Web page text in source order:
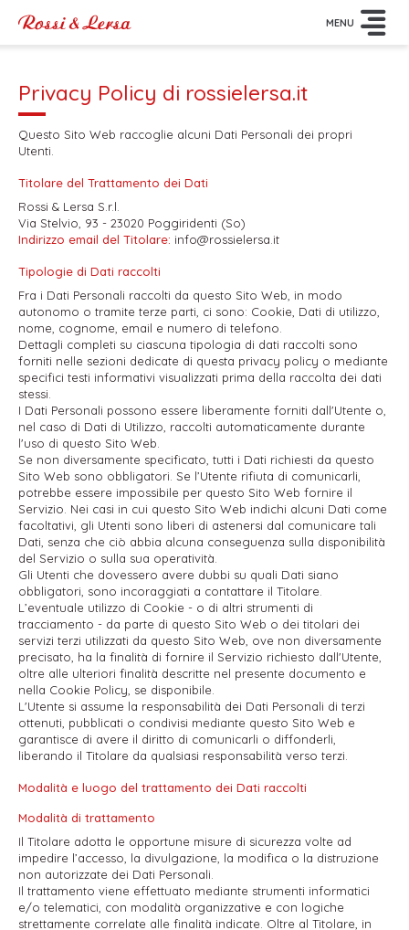
MENU
Privacy Policy di rossielersa.it
Questo Sito Web raccoglie alcuni Dati Personali dei propri
Utenti.
Titolare del Trattamento dei Dati
Rossi & Lersa S.r.l.
Via Stelvio, 93 - 23020 Poggiridenti (So)
Indirizzo email del Titolare: info@rossielersa.it
Tipologie di Dati raccolti
Fra i Dati Personali raccolti da questo Sito Web, in modo
autonomo o tramite terze parti, ci sono: Cookie, Dati di utilizzo,
nome, cognome, email e numero di telefono.
Dettagli completi su ciascuna tipologia di dati raccolti sono
forniti nelle sezioni dedicate di questa privacy policy o mediante
specifici testi informativi visualizzati prima della raccolta dei dati
stessi.
I Dati Personali possono essere liberamente forniti dall'Utente o,
nel caso di Dati di Utilizzo, raccolti automaticamente durante
l'uso di questo Sito Web.
Se non diversamente specificato, tutti i Dati richiesti da questo
Sito Web sono obbligatori. Se l’Utente rifiuta di comunicarli,
potrebbe essere impossibile per questo Sito Web fornire il
Servizio. Nei casi in cui questo Sito Web indichi alcuni Dati come
facoltativi, gli Utenti sono liberi di astenersi dal comunicare tali
Dati, senza che ciò abbia alcuna conseguenza sulla disponibilità
del Servizio o sulla sua operatività.
Gli Utenti che dovessero avere dubbi su quali Dati siano
obbligatori, sono incoraggiati a contattare il Titolare.
L’eventuale utilizzo di Cookie - o di altri strumenti di
tracciamento - da parte di questo Sito Web o dei titolari dei
servizi terzi utilizzati da questo Sito Web, ove non diversamente
precisato, ha la finalità di fornire il Servizio richiesto dall'Utente,
oltre alle ulteriori finalità descritte nel presente documento e
nella Cookie Policy, se disponibile.
L'Utente si assume la responsabilità dei Dati Personali di terzi
ottenuti, pubblicati o condivisi mediante questo Sito Web e
garantisce di avere il diritto di comunicarli o diffonderli,
liberando il Titolare da qualsiasi responsabilità verso terzi.
Modalità e luogo del trattamento dei Dati raccolti
Modalità di trattamento
Il Titolare adotta le opportune misure di sicurezza volte ad
impedire l’accesso, la divulgazione, la modifica o la distruzione
non autorizzate dei Dati Personali.
Il trattamento viene effettuato mediante strumenti informatici
e/o telematici, con modalità organizzative e con logiche
strettamente correlate alle finalità indicate. Oltre al Titolare, in